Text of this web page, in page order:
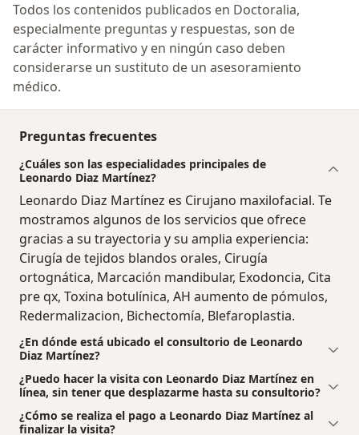
Todos los contenidos publicados en Doctoralia,
especialmente preguntas y respuestas, son de
carácter informativo y en ningún caso deben
considerarse un sustituto de un asesoramiento
médico.
Preguntas frecuentes
¿Cuáles son las especialidades principales de
Leonardo Diaz Martínez?
Leonardo Diaz Martínez es Cirujano maxilofacial. Te
mostramos algunos de los servicios que ofrece
gracias a su trayectoria y su amplia experiencia:
Cirugía de tejidos blandos orales, Cirugía
ortognática, Marcación mandibular, Exodoncia, Cita
pre qx, Toxina botulínica, AH aumento de pómulos,
Redermalizacion, Bichectomía, Blefaroplastia.
¿En dónde está ubicado el consultorio de Leonardo
Diaz Martínez?
¿Puedo hacer la visita con Leonardo Diaz Martínez en
línea, sin tener que desplazarme hasta su consultorio?
¿Cómo se realiza el pago a Leonardo Diaz Martínez al
finalizar la visita?